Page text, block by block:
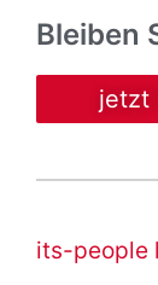
Bleiben
jetzt
its-people